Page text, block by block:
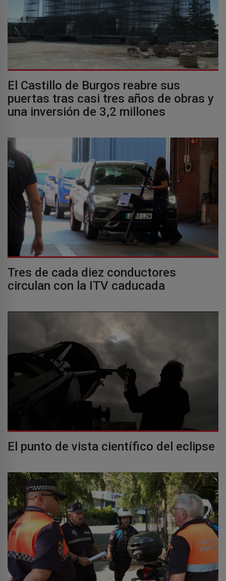
El Castillo de Burgos reabre sus
puertas tras casi tres años de obras y
una inversión de 3,2 millones
Tres de cada diez conductores
circulan con la ITV caducada
El punto de vista científico del eclipse